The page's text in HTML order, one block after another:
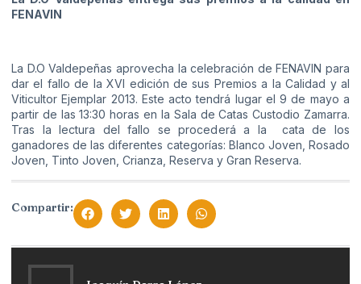
FENAVIN
La D.O Valdepeñas aprovecha la celebración de FENAVIN para
dar el fallo de la XVI edición de sus Premios a la Calidad y al
Viticultor Ejemplar 2013. Este acto tendrá lugar el 9 de mayo a
partir de las 13:30 horas en la Sala de Catas Custodio Zamarra.
Tras la lectura del fallo se procederá a la cata de los
ganadores de las diferentes categorías: Blanco Joven, Rosado
Joven, Tinto Joven, Crianza, Reserva y Gran Reserva.
Compartir: